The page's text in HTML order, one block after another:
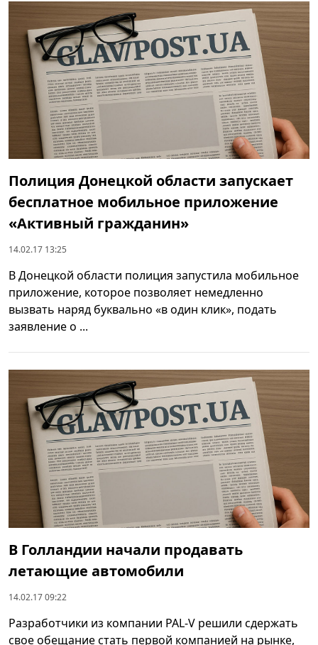
Полиция Донецкой области запускает
бесплатное мобильное приложение
«Активный гражданин»
14.02.17 13:25
В Донецкой области полиция запустила мобильное
приложение, которое позволяет немедленно
вызвать наряд буквально «в один клик», подать
заявление о ...
В Голландии начали продавать
летающие автомобили
14.02.17 09:22
Разработчики из компании PAL-V решили сдержать
свое обещание стать первой компанией на рынке,